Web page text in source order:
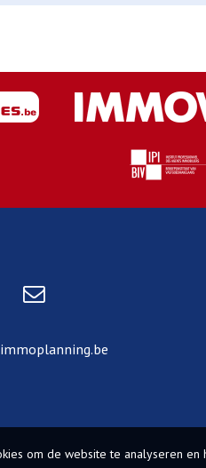
om de website te analyseren